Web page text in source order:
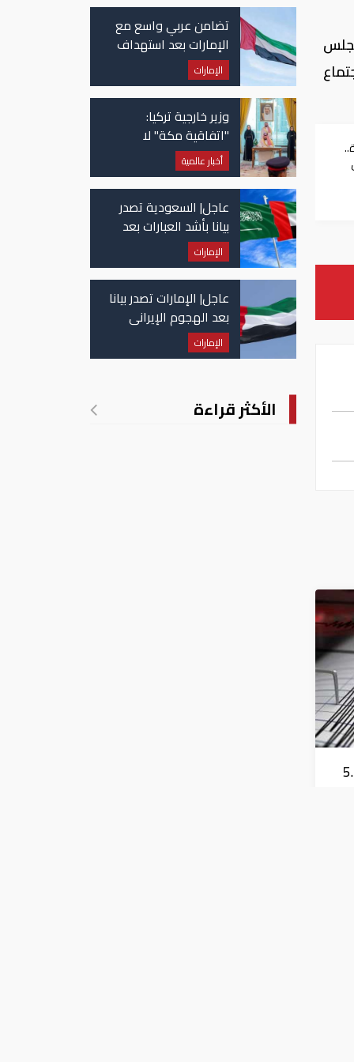
5.7
تضامن عربي واسع مع
الإمارات بعد استهداف
ناقلة في مضيق هرمز
الإمارات
وزير خارجية تركيا:
"اتفاقية مكة" لا
تستهدف إيران.. ومصر
قد تنضم إليها
أخبار عالمية
عاجل| السعودية تصدر
بيانا بأشد العبارات بعد
استهداف إيران لناقلة
إماراتية
الإمارات
عاجل| الإمارات تصدر بيانا
بعد الهجوم الإيراني
على سفينة تابعة
لـ"أدنوك"
الإمارات
الأكثر قراءة